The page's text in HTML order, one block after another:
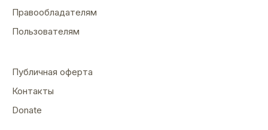
Правообладателям
Пользователям
Публичная оферта
Контакты
Donate